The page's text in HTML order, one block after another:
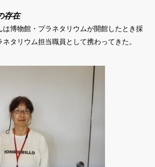
存在
は博物館・プラネタリウムが開館したとき採
ネタリウム担当職員として携わってきた。